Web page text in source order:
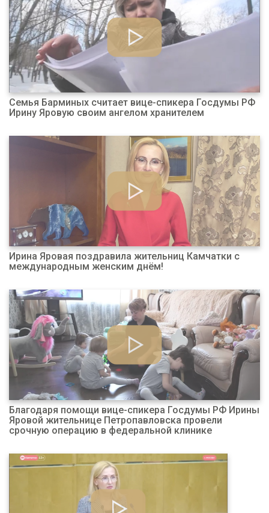
Семья Барминых считает вице-спикера Госдумы РФ
Ирину Яровую своим ангелом хранителем
Ирина Яровая поздравила жительниц Камчатки с
международным женским днём!
Благодаря помощи вице-спикера Госдумы РФ Ирины
Яровой жительнице Петропавловска провели
срочную операцию в федеральной клинике